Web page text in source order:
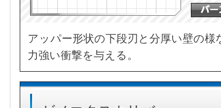
アッパー形状の下段刃と分厚い壁の
力強い衝撃を与える。